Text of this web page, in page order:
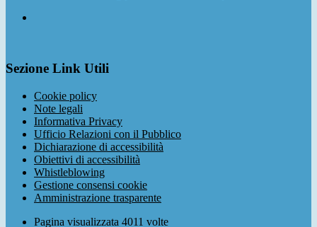
Sezione Link Utili
Cookie policy
Note legali
Informativa Privacy
Ufficio Relazioni con il Pubblico
Dichiarazione di accessibilità
Obiettivi di accessibilità
Whistleblowing
Gestione consensi cookie
Amministrazione trasparente
Pagina visualizzata 4011 volte